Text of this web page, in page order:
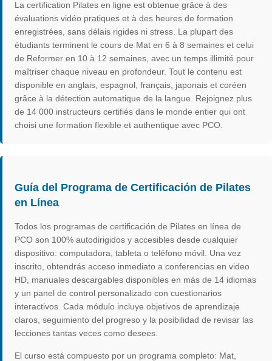
La certification Pilates en ligne est obtenue grâce à des
évaluations vidéo pratiques et à des heures de formation
enregistrées, sans délais rigides ni stress. La plupart des
étudiants terminent le cours de Mat en 6 à 8 semaines et celui
de Reformer en 10 à 12 semaines, avec un temps illimité pour
maîtriser chaque niveau en profondeur. Tout le contenu est
disponible en anglais, espagnol, français, japonais et coréen
grâce à la détection automatique de la langue. Rejoignez plus
de 14 000 instructeurs certifiés dans le monde entier qui ont
choisi une formation flexible et authentique avec PCO.
Guía del Programa de Certificación de Pilates
en Línea
Todos los programas de certificación de Pilates en línea de
PCO son 100% autodirigidos y accesibles desde cualquier
dispositivo: computadora, tableta o teléfono móvil. Una vez
inscrito, obtendrás acceso inmediato a conferencias en video
HD, manuales descargables disponibles en más de 14 idiomas
y un panel de control personalizado con cuestionarios
interactivos. Cada módulo incluye objetivos de aprendizaje
claros, seguimiento del progreso y la posibilidad de revisar las
lecciones tantas veces como desees.
El curso está compuesto por un programa completo: Mat,